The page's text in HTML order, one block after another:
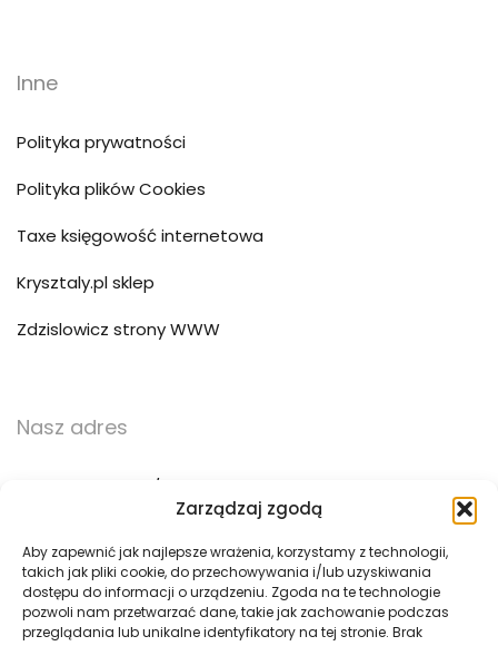
Zarządzaj zgodą
Aby zapewnić jak najlepsze wrażenia, korzystamy z technologii,
takich jak pliki cookie, do przechowywania i/lub uzyskiwania
dostępu do informacji o urządzeniu. Zgoda na te technologie
pozwoli nam przetwarzać dane, takie jak zachowanie podczas
przeglądania lub unikalne identyfikatory na tej stronie. Brak
Inne
Polityka prywatności
Polityka plików Cookies
Taxe księgowość internetowa
Krysztaly.pl sklep
Zdzislowicz strony WWW
Nasz adres
ul. Trzebińska 56/15
783 783 360
biuro@pogotowie3d.pl